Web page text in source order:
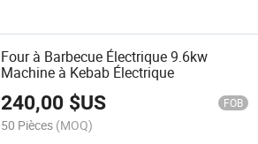
Four à Barbecue Électrique 9.6kw
Machine à Kebab Électrique
240,00 $US FOB
50 Pièces (MOQ)